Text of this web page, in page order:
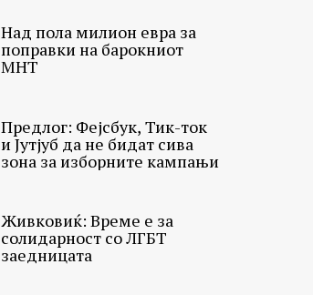
Над пола милион евра за
поправки на барокниот
МНТ
Предлог: Фејсбук, Тик-ток
и Јутјуб да не бидат сива
зона за изборните кампањи
Живковиќ: Време е за
солидарност со ЛГБТ
заедницата